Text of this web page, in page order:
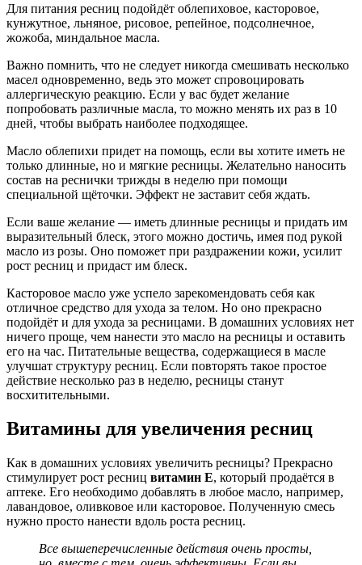
Для питания ресниц подойдёт облепиховое, касторовое,
кунжутное, льняное, рисовое, репейное, подсолнечное,
жожоба, миндальное масла.
Важно помнить, что не следует никогда смешивать несколько
масел одновременно, ведь это может спровоцировать
аллергическую реакцию. Если у вас будет желание
попробовать различные масла, то можно менять их раз в 10
дней, чтобы выбрать наиболее подходящее.
Масло облепихи придет на помощь, если вы хотите иметь не
только длинные, но и мягкие ресницы. Желательно наносить
состав на реснички трижды в неделю при помощи
специальной щёточки. Эффект не заставит себя ждать.
Если ваше желание — иметь длинные ресницы и придать им
выразительный блеск, этого можно достичь, имея под рукой
масло из розы. Оно поможет при раздражении кожи, усилит
рост ресниц и придаст им блеск.
Касторовое масло уже успело зарекомендовать себя как
отличное средство для ухода за телом. Но оно прекрасно
подойдёт и для ухода за ресницами. В домашних условиях нет
ничего проще, чем нанести это масло на ресницы и оставить
его на час. Питательные вещества, содержащиеся в масле
улучшат структуру ресниц. Если повторять такое простое
действие несколько раз в неделю, ресницы станут
восхитительными.
Витамины для увеличения ресниц
Как в домашних условиях увеличить ресницы? Прекрасно
стимулирует рост ресниц витамин Е, который продаётся в
аптеке. Его необходимо добавлять в любое масло, например,
лавандовое, оливковое или касторовое. Полученную смесь
нужно просто нанести вдоль роста ресниц.
Все вышеперечисленные действия очень просты,